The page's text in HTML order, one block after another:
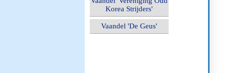
Korea Strijders'
Vaandel 'De Geus'